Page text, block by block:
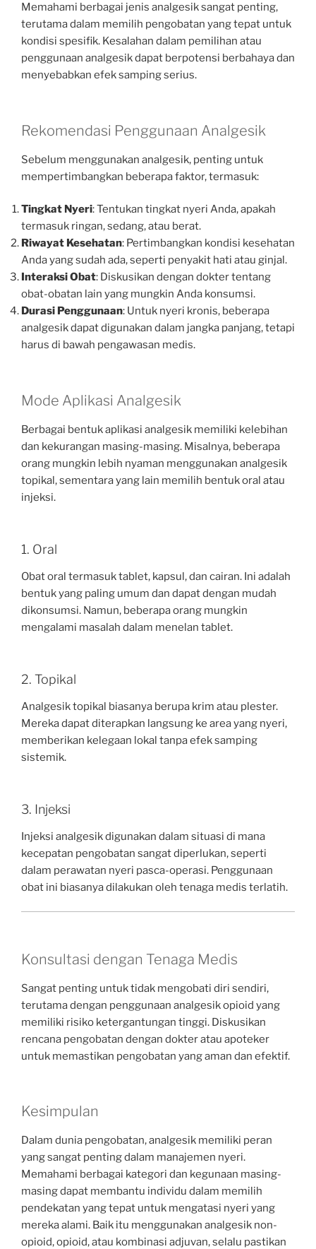
Memahami berbagai jenis analgesik sangat penting,
terutama dalam memilih pengobatan yang tepat untuk
kondisi spesifik. Kesalahan dalam pemilihan atau
penggunaan analgesik dapat berpotensi berbahaya dan
menyebabkan efek samping serius.
Rekomendasi Penggunaan Analgesik
Sebelum menggunakan analgesik, penting untuk
mempertimbangkan beberapa faktor, termasuk:
Tingkat Nyeri: Tentukan tingkat nyeri Anda, apakah
termasuk ringan, sedang, atau berat.
Riwayat Kesehatan: Pertimbangkan kondisi kesehatan
Anda yang sudah ada, seperti penyakit hati atau ginjal.
Interaksi Obat: Diskusikan dengan dokter tentang
obat-obatan lain yang mungkin Anda konsumsi.
Durasi Penggunaan: Untuk nyeri kronis, beberapa
analgesik dapat digunakan dalam jangka panjang, tetapi
harus di bawah pengawasan medis.
Mode Aplikasi Analgesik
Berbagai bentuk aplikasi analgesik memiliki kelebihan
dan kekurangan masing-masing. Misalnya, beberapa
orang mungkin lebih nyaman menggunakan analgesik
topikal, sementara yang lain memilih bentuk oral atau
injeksi.
1. Oral
Obat oral termasuk tablet, kapsul, dan cairan. Ini adalah
bentuk yang paling umum dan dapat dengan mudah
dikonsumsi. Namun, beberapa orang mungkin
mengalami masalah dalam menelan tablet.
2. Topikal
Analgesik topikal biasanya berupa krim atau plester.
Mereka dapat diterapkan langsung ke area yang nyeri,
memberikan kelegaan lokal tanpa efek samping
sistemik.
3. Injeksi
Injeksi analgesik digunakan dalam situasi di mana
kecepatan pengobatan sangat diperlukan, seperti
dalam perawatan nyeri pasca-operasi. Penggunaan
obat ini biasanya dilakukan oleh tenaga medis terlatih.
Konsultasi dengan Tenaga Medis
Sangat penting untuk tidak mengobati diri sendiri,
terutama dengan penggunaan analgesik opioid yang
memiliki risiko ketergantungan tinggi. Diskusikan
rencana pengobatan dengan dokter atau apoteker
untuk memastikan pengobatan yang aman dan efektif.
Kesimpulan
Dalam dunia pengobatan, analgesik memiliki peran
yang sangat penting dalam manajemen nyeri.
Memahami berbagai kategori dan kegunaan masing-
masing dapat membantu individu dalam memilih
pendekatan yang tepat untuk mengatasi nyeri yang
mereka alami. Baik itu menggunakan analgesik non-
opioid, opioid, atau kombinasi adjuvan, selalu pastikan